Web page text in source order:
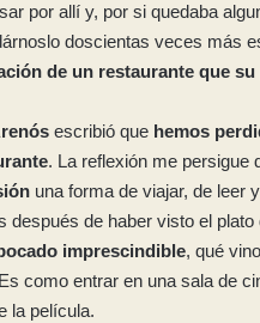
por allí y, por si quedaba
doscientas veces más
de un restaurante que
escribió que hemos
. La reflexión me persigue
una forma de viajar, de leer
después de haber visto el
imprescindible, qué
como entrar en una sala de
la película.